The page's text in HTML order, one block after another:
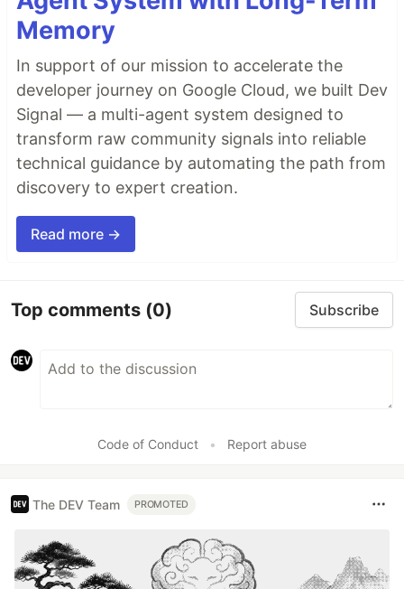
Memory
In support of our mission to accelerate the
developer journey on Google Cloud, we built Dev
Signal — a multi-agent system designed to
transform raw community signals into reliable
technical guidance by automating the path from
discovery to expert creation.
Read more →
Top comments (0) Subscribe
Code of Conduct • Report abuse
The DEV Team PROMOTED